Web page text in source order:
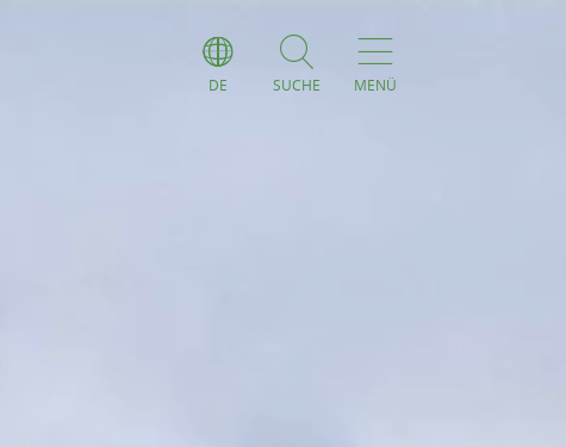
DE SUCHE MENÜ